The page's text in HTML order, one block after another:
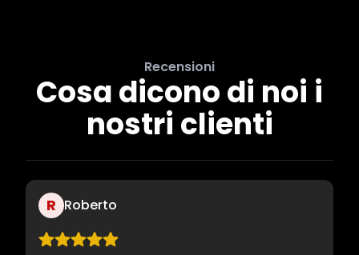
Recensioni
Cosa dicono di noi i
nostri clienti
R Roberto